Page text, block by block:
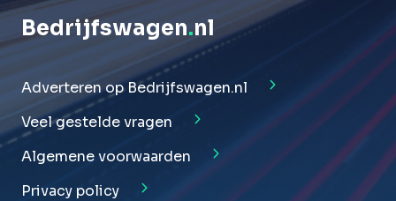
Bedrijfswagen.nl
Adverteren op Bedrijfswagen.nl
Veel gestelde vragen
Algemene voorwaarden
Privacy policy